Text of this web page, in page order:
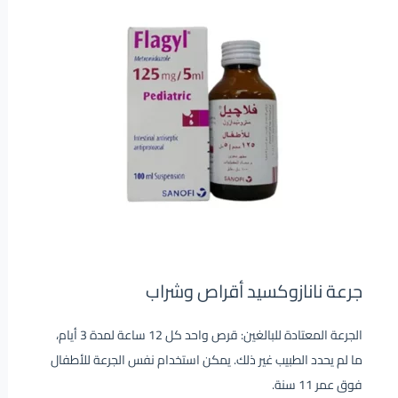
جرعة نانازوكسيد أقراص وشراب
الجرعة المعتادة للبالغين: قرص واحد كل 12 ساعة لمدة 3 أيام،
ما لم يحدد الطبيب غير ذلك. يمكن استخدام نفس الجرعة للأطفال
فوق عمر 11 سنة.